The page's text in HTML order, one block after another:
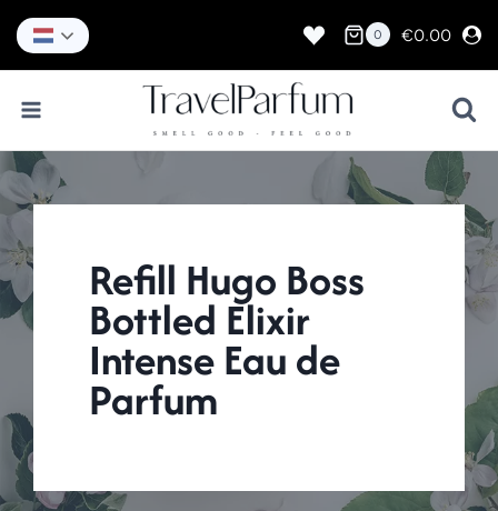
naar
inhoud
0 €0.00
Refill Hugo Boss
Bottled Elixir
Intense Eau de
Parfum